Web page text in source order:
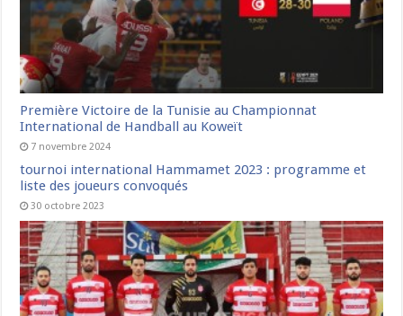
Première Victoire de la Tunisie au Championnat
International de Handball au Koweït
7 novembre 2024
tournoi international Hammamet 2023 : programme et
liste des joueurs convoqués
30 octobre 2023